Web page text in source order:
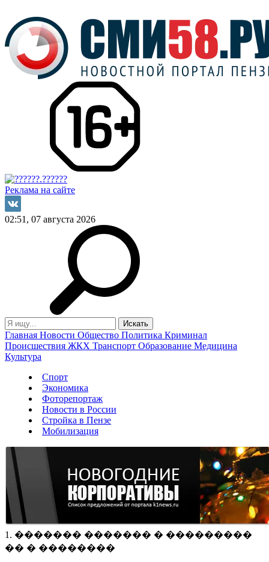
Реклама на сайте
02:51, 07 августа 2026
Главная Новости Общество Политика Криминал
Происшествия ЖКХ Транспорт Образование Медицина
Культура
Спорт
Экономика
Фоторепортаж
Новости в России
Стройка в Пензе
Мобилизация
1. ������� ������� � ���������
�� � ��������